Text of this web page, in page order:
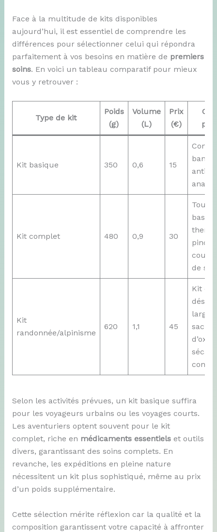
Face à la multitude de kits disponibles
aujourd’hui, il est essentiel de comprendre les
différences pour sélectionner celui qui répondra
parfaitement à vos besoins en matière de premiers
soins. En voici un tableau comparatif pour mieux
vous y retrouver :
Type de kit
Poids
(g)
Volume
(L)
Prix
(€)
Kit basique 350 0,6 15
Kit complet 480 0,9 30
Tout
pince,
de
Kit
randonnée/alpinisme
620 1,1 45
Kit
large
Selon les activités prévues, un kit basique suffira
pour les voyageurs urbains ou les voyages courts.
Les aventuriers optent souvent pour le kit
complet, riche en médicaments essentielset outils
divers, garantissant des soins complets. En
revanche, les expéditions en pleine nature
nécessitent un kit plus sophistiqué, même au prix
d’un poids supplémentaire.
Cette sélection mérite réflexion car la qualité et la
composition garantissent votre capacité à affronter